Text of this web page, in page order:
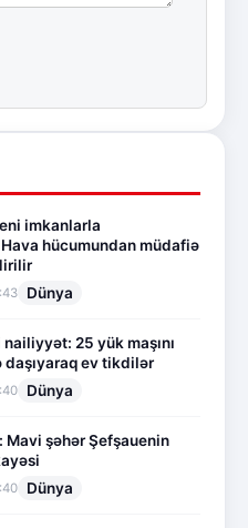
imkanlarla
hücumundan müdafiə
Dünya
25 yük maşını
daşıyaraq ev tikdilər
Dünya
Mavi şəhər Şefşauenin
Dünya